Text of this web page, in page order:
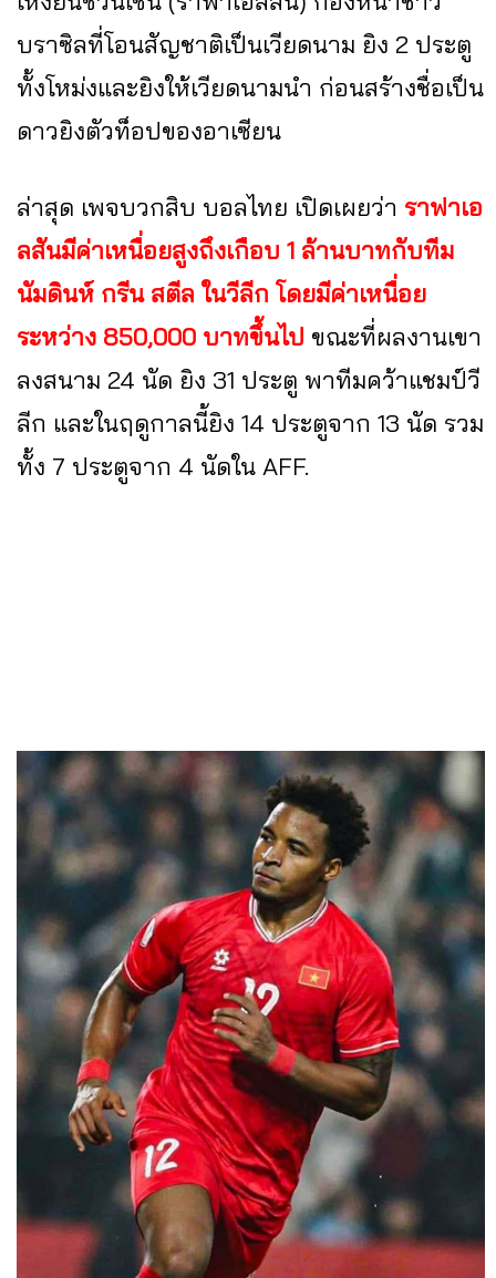
บราซิลที่โอนสัญชาติเป็นเวียดนาม ยิง 2 ประตู
ทั้งโหม่งและยิงให้เวียดนามนำ ก่อนสร้างชื่อเป็น
ดาวยิงตัวท็อปของอาเซียน
ล่าสุด เพจบวกสิบ บอลไทย เปิดเผยว่า ราฟาเอ
ลสันมีค่าเหนื่อยสูงถึงเกือบ 1 ล้านบาทกับทีม
นัมดินห์ กรีน สตีล ในวีลีก โดยมีค่าเหนื่อย
ระหว่าง 850,000 บาทขึ้นไป ขณะที่ผลงานเขา
ลงสนาม 24 นัด ยิง 31 ประตู พาทีมคว้าแชมป์วี
ลีก และในฤดูกาลนี้ยิง 14 ประตูจาก 13 นัด รวม
ทั้ง 7 ประตูจาก 4 นัดใน AFF.